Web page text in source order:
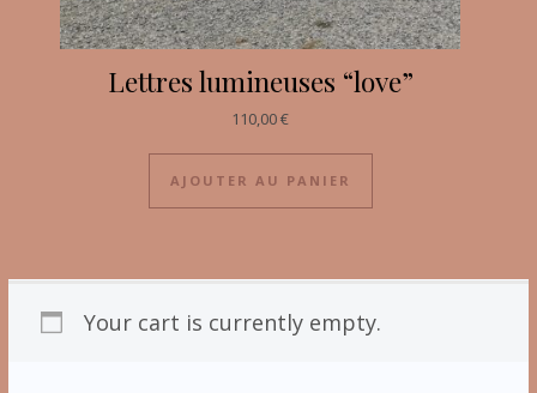
Lettres lumineuses “love”
110,00€
AJOUTER AU PANIER
Your cart is currently empty.